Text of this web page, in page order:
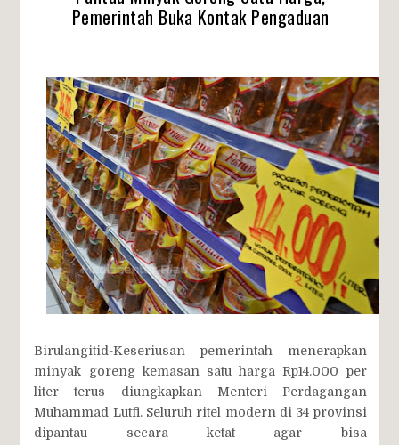
Pemerintah Buka Kontak Pengaduan
Birulangitid-Keseriusan pemerintah menerapkan
minyak goreng kemasan satu harga Rp14.000 per
liter terus diungkapkan Menteri Perdagangan
Muhammad Lutfi. Seluruh ritel modern di 34 provinsi
dipantau secara ketat agar bisa